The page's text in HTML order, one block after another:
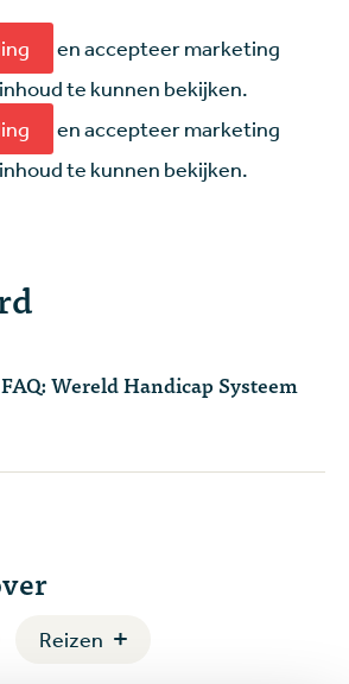
en accepteer marketing
te kunnen bekijken.
en accepteer marketing
te kunnen bekijken.
FAQ: Wereld Handicap Systeem
Reizen